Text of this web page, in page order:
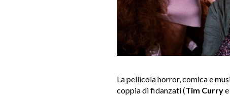
La pellicola horror, comica e
coppia di fidanzati (Tim Currye